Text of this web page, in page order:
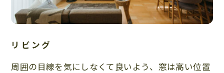
リビング
周囲の目線を気にしなくて良いよう、窓は高い位置